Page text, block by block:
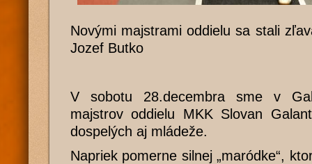
Novými majstrami oddielu sa stali
Jozef Butko
V sobotu 28.decembra sme v
majstrov oddielu MKK Slovan
dospelých aj mládeže.
Napriek pomerne silnej „maródke“,